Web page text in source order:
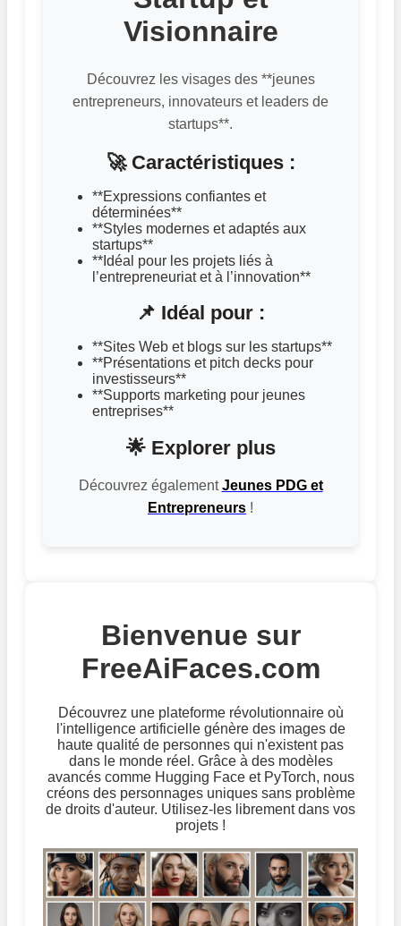
Visionnaire
Découvrez les visages des **jeunes
entrepreneurs, innovateurs et leaders de
startups**.
🚀 Caractéristiques :
**Expressions confiantes et
déterminées**
**Styles modernes et adaptés aux
startups**
**Idéal pour les projets liés à
l’entrepreneuriat et à l’innovation**
📌 Idéal pour :
**Sites Web et blogs sur les startups**
**Présentations et pitch decks pour
investisseurs**
**Supports marketing pour jeunes
entreprises**
🌟 Explorer plus
Découvrez égalementJeunes PDG et
Entrepreneurs !
Bienvenue sur
FreeAiFaces.com
Découvrez une plateforme révolutionnaire où
l'intelligence artificielle génère des images de
haute qualité de personnes qui n'existent pas
dans le monde réel. Grâce à des modèles
avancés comme Hugging Face et PyTorch, nous
créons des personnages uniques sans problème
de droits d'auteur. Utilisez-les librement dans vos
projets !